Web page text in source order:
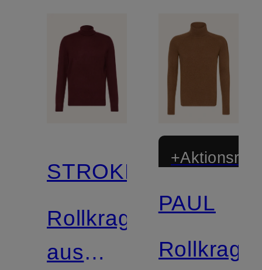
STROKESMAN'S
Rollkragenpullover
aus
Zertifiziert
PAUL